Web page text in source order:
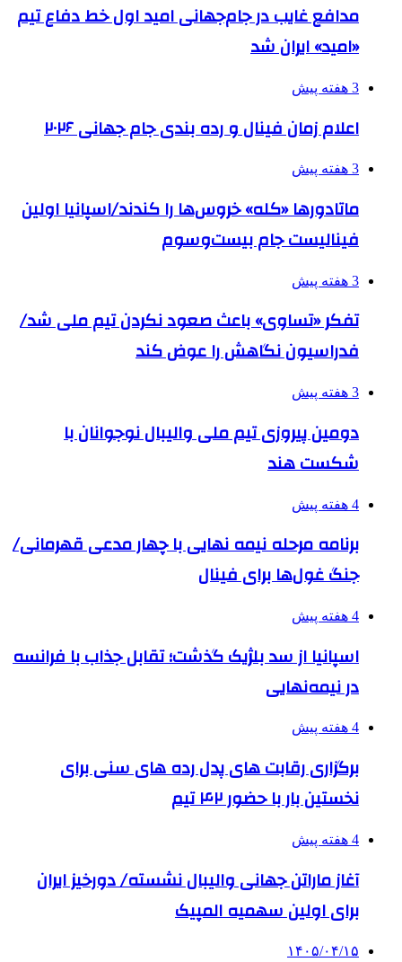
مدافع غایب در جام‌جهانی امید اول خط دفاع تیم
«امید» ایران شد
3 هفته پیش
اعلام زمان فینال و رده بندی جام جهانی ۲۰۲۶
3 هفته پیش
ماتادورها «کله» خروس‌ها را کندند/اسپانیا اولین
فینالیست جام بیست‌وسوم
3 هفته پیش
تفکر «تساوی» باعث صعود نکردن تیم ملی شد/
فدراسیون نگاهش را عوض کند
3 هفته پیش
دومین پیروزی تیم ملی والیبال نوجوانان با
شکست هند
4 هفته پیش
برنامه مرحله نیمه نهایی با چهار مدعی قهرمانی/
جنگ غول‌ها برای فینال
4 هفته پیش
اسپانیا از سد بلژیک گذشت؛ تقابل جذاب با فرانسه
در نیمه‌نهایی
4 هفته پیش
برگزاری رقابت های پدل رده های سنی برای
نخستین بار با حضور ۴۲ تیم
4 هفته پیش
آغاز ماراتن جهانی والیبال نشسته/ دورخیز ایران
برای اولین سهمیه المپیک
۱۴۰۵/۰۴/۱۵